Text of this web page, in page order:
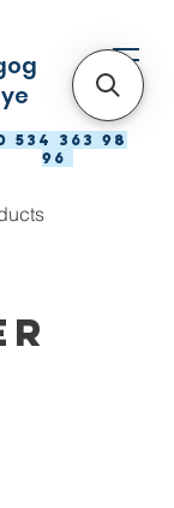
534 363 98
96